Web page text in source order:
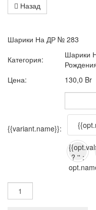
Назад
Шарики На ДР № 283
Категория:
Шарики
Цена:
130,0 Br
{{variant.name}}:
? '' :